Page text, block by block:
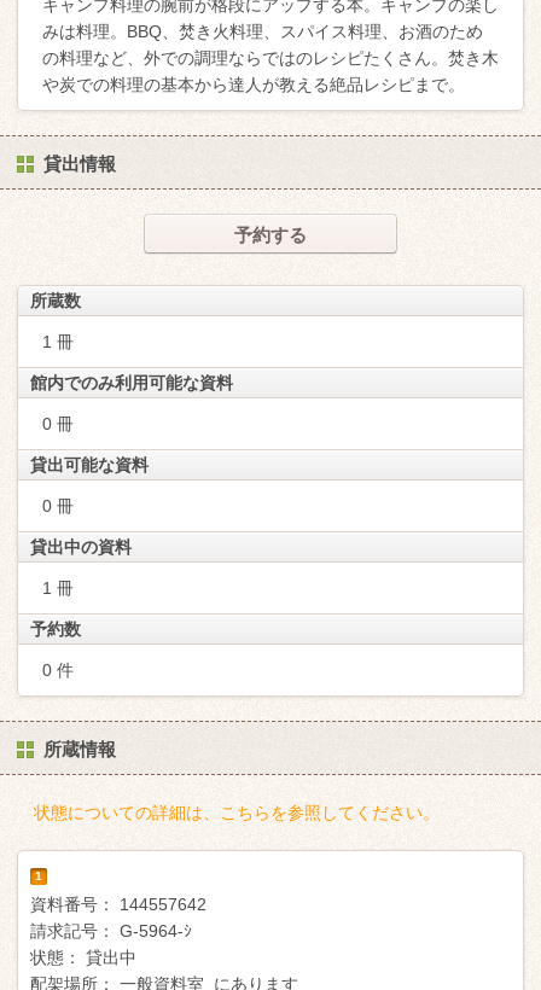
キャンプ料理の腕前が格段にアップする本。キャンプの楽し
みは料理。BBQ、焚き火料理、スパイス料理、お酒のため
の料理など、外での調理ならではのレシピたくさん。焚き木
や炭での料理の基本から達人が教える絶品レシピまで。
貸出情報
予約する
所蔵数
1 冊
館内でのみ利用可能な資料
0 冊
貸出可能な資料
0 冊
貸出中の資料
1 冊
予約数
0 件
所蔵情報
状態についての詳細は、こちらを参照してください。
1
資料番号：
144557642
請求記号：
G-5964-ｼ
状態：
貸出中
配架場所：
一般資料室 にあります